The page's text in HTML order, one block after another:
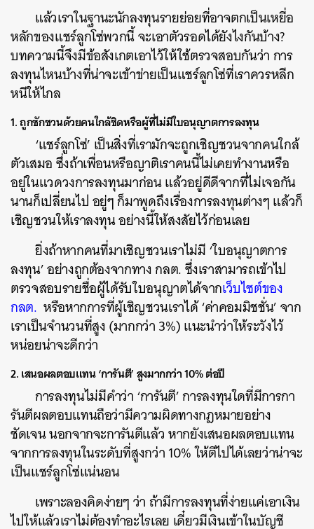
แล้วเราในฐานะนักลงทุนรายย่อยที่อาจตกเป็นเหยี่อ
หลักของแชร์ลูกโซ่พวกนี้ จะเอาตัวรอดได้ยังไงกันบ้าง?
บทความนี้จึงมีข้อสังเกตเอาไว้ให้ใช้ตรวจสอบกันว่า การ
ลงทุนไหนบ้างที่น่าจะเข้าข่ายเป็นแชร์ลูกโซ่ที่เราควรหลีก
หนีให้ไกล
1. ถูกชักชวนด้วยคนใกล้ชิดหรือผู้ที่ไม่มีใบอนุญาตการลงทุน
‘แชร์ลูกโซ่’ เป็นสิ่งที่เรามักจะถูกเชิญชวนจากคนใกล้
ตัวเสมอ ซึ่งถ้าเพื่อนหรือญาติเราคนนี้ไม่เคยทำงานหรือ
อยู่ในแวดวงการลงทุนมาก่อน แล้วอยู่ดีดีจากที่ไม่เจอกัน
นานก็เปลี่ยนไป อยู่ๆ ก็มาพูดถึงเรื่องการลงทุนต่างๆ แล้วก็
เชิญชวนให้เราลงทุน อย่างนี้ให้สงสัยไว้ก่อนเลย
ยิ่งถ้าหากคนที่มาเชิญชวนเราไม่มี ‘ใบอนุญาตการ
ลงทุน’ อย่างถูกต้องจากทาง กลต. ซึ่งเราสามารถเข้าไป
ตรวจสอบรายชื่อผู้ได้รับใบอนุญาตได้จากเว็บไซต์ของ
กลต. หรือหากการที่ผู้เชิญชวนเราได้ ‘ค่าคอมมิชชั่น’ จาก
เราเป็นจำนวนที่สูง (มากกว่า 3%) แนะนำว่าให้ระวังไว้
หน่อยน่าจะดีกว่า
2. เสนอผลตอบแทน ‘การันตี’ สูงมากกว่า 10% ต่อปี
การลงทุนไม่มีคำว่า ‘การันตี’ การลงทุนใดที่มีการกา
รันตีผลตอบแทนถือว่ามีความผิดทางกฎหมายอย่าง
ชัดเจน นอกจากจะการันตีแล้ว หากยังเสนอผลตอบแทน
จากการลงทุนในระดับที่สูงกว่า 10% ให้ตีไปได้เลยว่าน่าจะ
เป็นแชร์ลูกโซ่แน่นอน
เพราะลองคิดง่ายๆ ว่า ถ้ามีการลงทุนที่ง่ายแค่เอาเงิน
ไปให้แล้วเราไม่ต้องทำอะไรเลย เดี๋ยวมีเงินเข้าในบัญชี